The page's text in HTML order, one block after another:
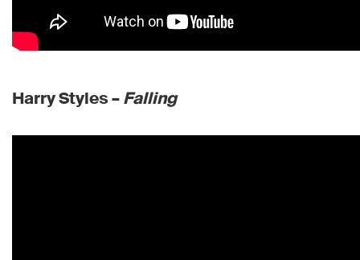
Harry Styles –Falling